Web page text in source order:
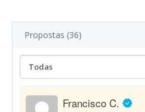
Propostas (36)
Francisco C.